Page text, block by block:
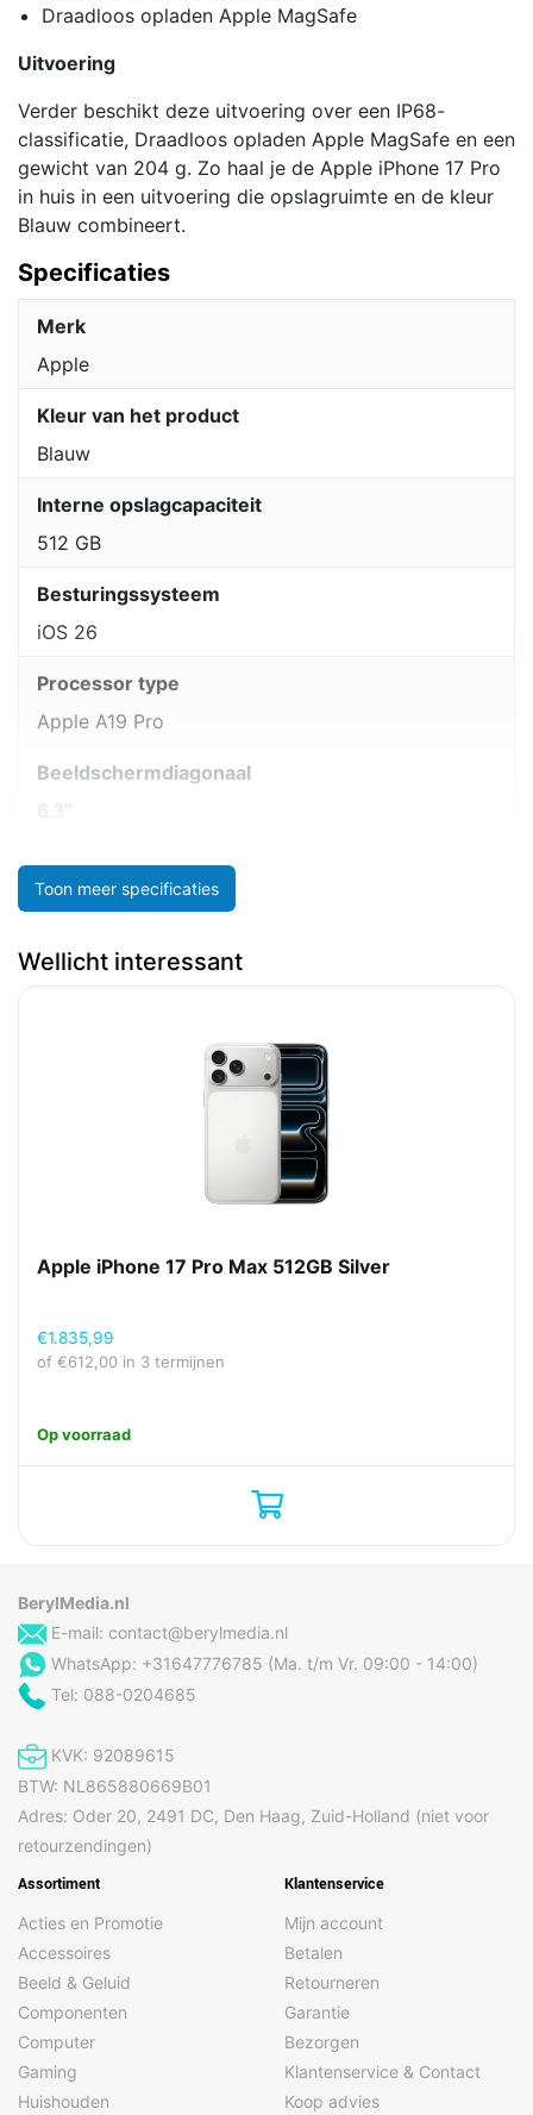
Draadloos opladen Apple MagSafe
Uitvoering
Verder beschikt deze uitvoering over een IP68-
classificatie, Draadloos opladen Apple MagSafe en een
gewicht van 204 g. Zo haal je de Apple iPhone 17 Pro
in huis in een uitvoering die opslagruimte en de kleur
Blauw combineert.
Specificaties
Merk
Apple
Kleur van het product
Blauw
Interne opslagcapaciteit
512 GB
Besturingssysteem
iOS 26
Processor type
Apple A19 Pro
Beeldschermdiagonaal
6.3"
Toon meer specificaties
Wellicht interessant
Apple iPhone 17 Pro Max 512GB Silver
€1.835,99
of €612,00 in 3 termijnen
Op voorraad
BerylMedia.nl
E-mail: contact@berylmedia.nl
WhatsApp: +31647776785 (Ma. t/m Vr. 09:00 - 14:00)
Tel: 088-0204685
KVK: 92089615
BTW: NL865880669B01
Adres: Oder 20, 2491 DC, Den Haag, Zuid-Holland (niet voor
retourzendingen)
Assortiment
Acties en Promotie
Accessoires
Beeld & Geluid
Componenten
Computer
Gaming
Huishouden
Klantenservice
Mijn account
Betalen
Retourneren
Garantie
Bezorgen
Klantenservice & Contact
Koop advies